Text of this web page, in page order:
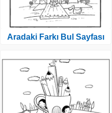
Aradaki Farkı Bul Sayfası